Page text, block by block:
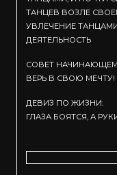
ТАНЦЕВ ВОЗЛЕ
УВЛЕЧЕНИЕ
ДЕЯТЕЛЬНОСТЬ
СОВЕТ
ВЕРЬ В СВОЮ МЕЧТУ!
ДЕВИЗ ПО ЖИЗНИ:
ГЛАЗА БОЯТСЯ, А